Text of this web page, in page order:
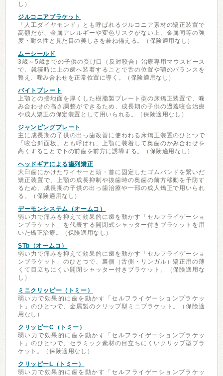
し）
ジルコニアブラケット
「人工ダイヤモンド」とも呼ばれるジルコニア素材の矯正装置で
高額だが、金属アレルギーや変色リスクがない上、金属同等の強
度・耐久性と見た目の美しさを兼ね備える。（保険適用なし）
ムーシールド
3歳～5歳までの子供の受け口（反対咬合）治療専用マウスピース
で、就寝時に上の歯へ装着することで舌の位置や顎のバランスを
整え、噛み合わせを正常位置に導く。（保険適用なし）
バイトプレート
上顎との接地面を厚くした樹脂製プレート型の床矯正装置で、噛
み合わせの高さ調整ができるため、成長期の子供の過蓋咬合治療
や成人矯正の保定装置として用いられる。（保険適用なし）
ジャンピングプレート
主に成長期の子供の出っ歯改善に使われる床矯正装置のひとつで
「咬合斜面板」とも呼ばれ、上顎に装着して奥歯のかみ合わせを
高くすることで下の前歯を前方に誘導する。（保険適用なし）
ヘッドギアによる歯列矯正
大臼歯にかけたワイヤーと頭・首に固定したゴムバンドを繋いだ
矯正装置で、上顎の成長抑制や抜歯時の奥歯の前方移動を予防す
るため、成長期の子供の出っ歯治療や一部の成人矯正で用いられ
る。（保険適用なし）
デーモンシステム（オームコ）
弱い力で痛みを抑えて効果的に歯を動かす「セルフライゲーショ
ンブラケット」を代表する開閉式シャッター付きブラケットを用
いた矯正治療。（保険適用なし）
STb（オームコ）
弱い力で痛みを抑えて効果的に歯を動かす「セルフライゲーショ
ンブラケット」のひとつで、裏側（舌側・リンガル）矯正用の薄
くて目立ちにくい開閉シャッター付きブラケット。（保険適用な
し）
ミニクリッピー（トミー）
弱い力で効果的に歯を動かす「セルフライゲーションブラケッ
ト」のひとつで、金属製のクリップ型ミニブラケット。（保険適
用なし）
クリッピーC（トミー）
弱い力で効果的に歯を動かす「セルフライゲーションブラケッ
ト」のひとつで、セラミック素材の目立ちにくいクリップ型ブラ
ケット。（保険適用なし）
クリッピーL（トミー）
弱い力で効果的に歯を動かす「セルフライゲーションブラケッ